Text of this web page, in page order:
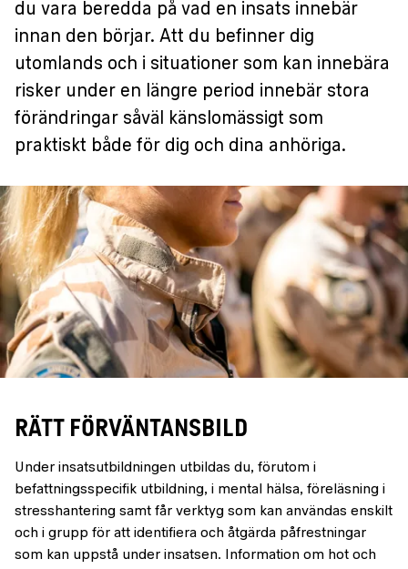
du vara beredda på vad en insats innebär
innan den börjar. Att du befinner dig
utomlands och i situationer som kan innebära
risker under en längre period innebär stora
förändringar såväl känslomässigt som
praktiskt både för dig och dina anhöriga.
RÄTT FÖRVÄNTANSBILD
Under insatsutbildningen utbildas du, förutom i
befattningsspecifik utbildning, i mental hälsa, föreläsning i
stresshantering samt får verktyg som kan användas enskilt
och i grupp för att identifiera och åtgärda påfrestningar
som kan uppstå under insatsen. Information om hot och